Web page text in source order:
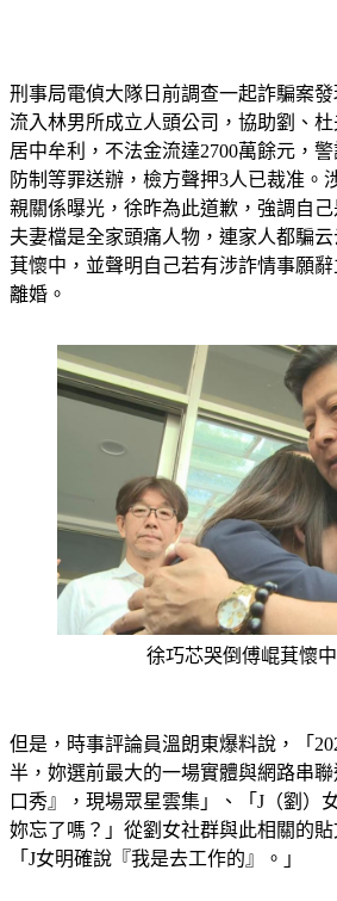
刑事局電偵大隊日前調查一起詐騙案
流入林男所成立人頭公司，協助劉、
居中牟利，不法金流達2700萬餘元，
防制等罪送辦，檢方聲押3人已裁准。
親關係曝光，徐昨為此道歉，強調自
夫妻檔是全家頭痛人物，連家人都騙
萁懷中，並聲明自己若有涉詐情事願
離婚。
徐巧芯哭倒傅崐萁懷
但是，時事評論員溫朗東爆料說，「
半，妳選前最大的一場實體與網路串
口秀』，現場眾星雲集」、「J（劉）
妳忘了嗎？」從劉女社群與此相關的貼
「J女明確說『我是去工作的』。」